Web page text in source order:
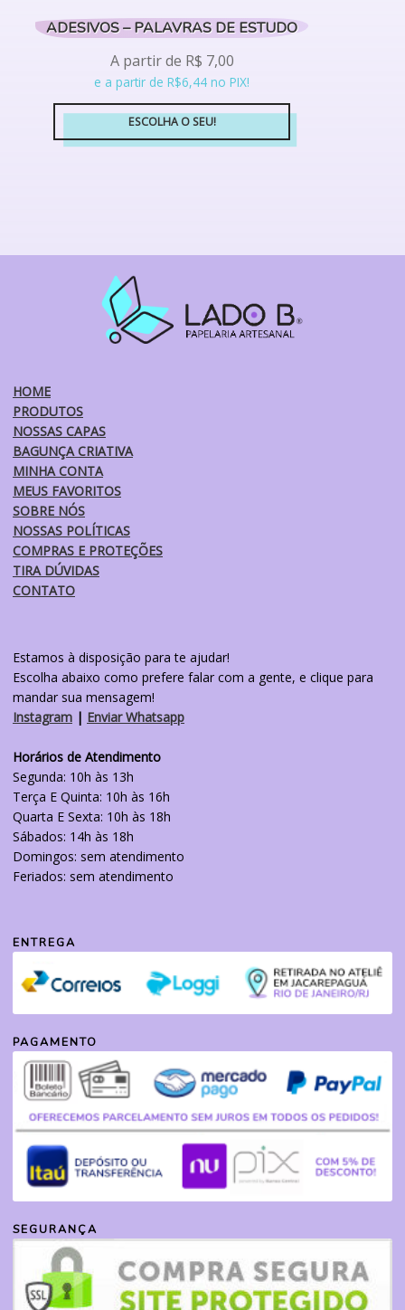
ADESIVOS – PALAVRAS DE ESTUDO
A partir de R$ 7,00
e a partir de R$6,44 no PIX!
ESCOLHA O SEU!
Este
ser
escolhidas
HOME
PRODUTOS
NOSSAS CAPAS
BAGUNÇA CRIATIVA
MINHA CONTA
MEUS FAVORITOS
SOBRE NÓS
NOSSAS POLÍTICAS
COMPRAS E PROTEÇÕES
TIRA DÚVIDAS
CONTATO
Estamos à disposição para te ajudar!
Escolha abaixo como prefere falar com a gente, e clique para
mandar sua mensagem!
Instagram | Enviar Whatsapp
Horários de Atendimento
Segunda: 10h às 13h
Terça E Quinta: 10h às 16h
Quarta E Sexta: 10h às 18h
Sábados: 14h às 18h
Domingos: sem atendimento
Feriados: sem atendimento
ENTREGA
PAGAMENTO
SEGURANÇA